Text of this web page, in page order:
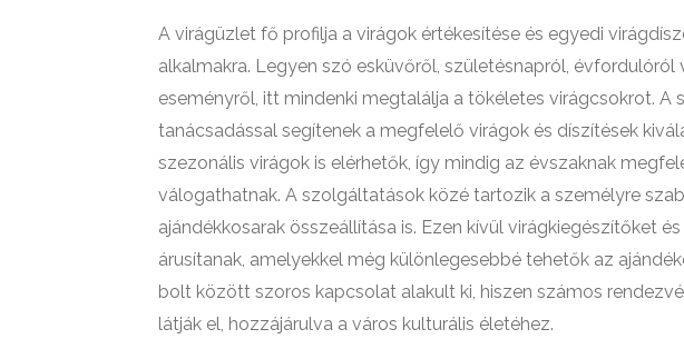
A virágüzlet fő profilja a virágok értékesítése és egyedi
alkalmakra. Legyen szó esküvőről, születésnapról, évfordulóról
eseményről, itt mindenki megtalálja a tökéletes virágcsokrot.
tanácsadással segítenek a megfelelő virágok és díszítések
szezonális virágok is elérhetők, így mindig az évszaknak
válogathatnak. A szolgáltatások közé tartozik a személyre
ajándékkosarak összeállítása is. Ezen kívül virágkiegészítőket
árusítanak, amelyekkel még különlegesebbé tehetők az
bolt között szoros kapcsolat alakult ki, hiszen számos
látják el, hozzájárulva a város kulturális életéhez.